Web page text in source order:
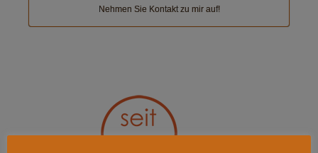
Nehmen Sie Kontakt zu mir auf!